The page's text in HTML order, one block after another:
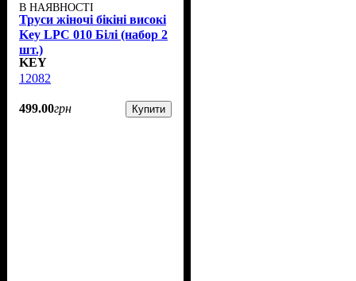
В НАЯВНОСТІ
Труси жіночі бікіні високі
Key LPC 010 Білі (набор 2
шт.)
KEY
12082
499.00грн Купити